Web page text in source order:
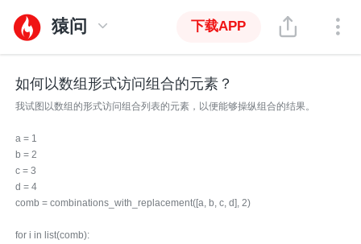
猿问 下载APP
如何以数组形式访问组合的元素？
我试图以数组的形式访问组合列表的元素，以便能够操纵组合的结果。
a = 1
b = 2
c = 3
d = 4
comb = combinations_with_replacement([a, b, c, d], 2)
for i in list(comb):